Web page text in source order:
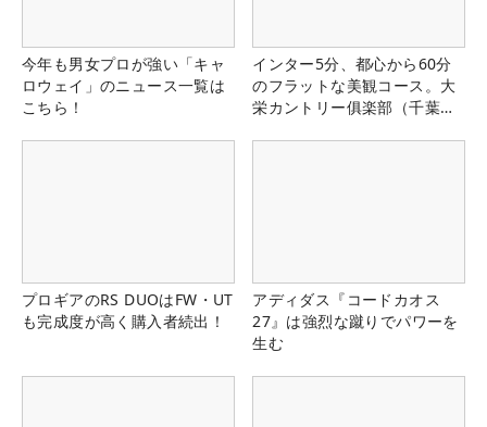
今年も男女プロが強い「キャ
ロウェイ」のニュース一覧は
こちら！
インター5分、都心から60分
のフラットな美観コース。大
栄カントリー俱楽部（千葉
プロギアのRS DUOはFW・UT
も完成度が高く購入者続出！
アディダス『コードカオス
27』は強烈な蹴りでパワーを
生む